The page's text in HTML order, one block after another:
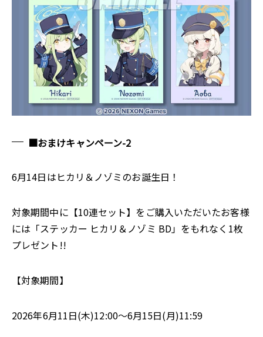
■おまけキャンペーン-2
6月14日はヒカリ＆ノゾミのお誕生日！
対象期間中に【10連セット】をご購入いただいたお客様
には「ステッカー ヒカリ＆ノゾミ BD」をもれなく1枚
プレゼント!!
【対象期間】
2026年6月11日(木)12:00～6月15日(月)11:59